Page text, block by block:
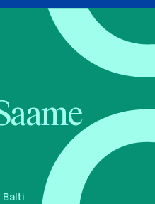
Balti